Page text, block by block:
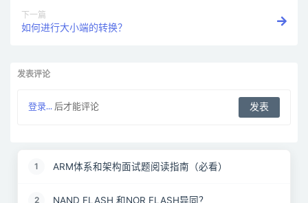
下一篇
如何进行大小端的转换？
发表评论
登录... 后才能评论
1 ARM体系和架构面试题阅读指南（必看）
2 NAND FLASH 和NOR FLASH异同？